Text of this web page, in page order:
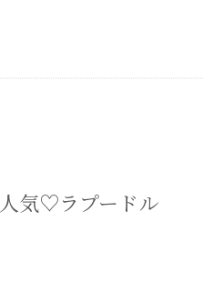
気♡ラプードル